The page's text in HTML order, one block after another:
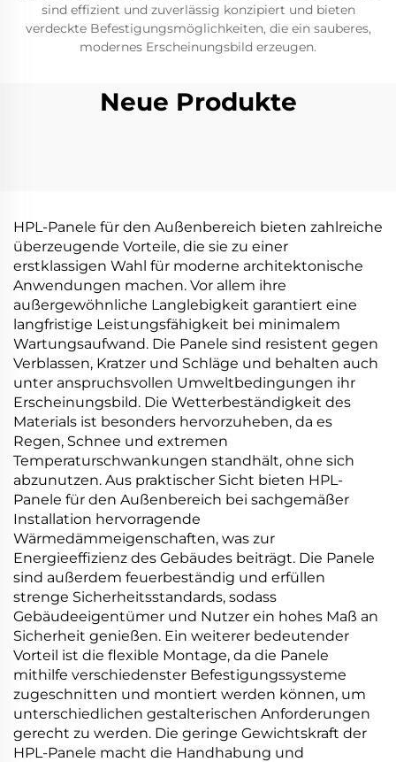
sind effizient und zuverlässig konzipiert und bieten
verdeckte Befestigungsmöglichkeiten, die ein sauberes,
modernes Erscheinungsbild erzeugen.
Neue Produkte
HPL-Panele für den Außenbereich bieten zahlreiche
überzeugende Vorteile, die sie zu einer
erstklassigen Wahl für moderne architektonische
Anwendungen machen. Vor allem ihre
außergewöhnliche Langlebigkeit garantiert eine
langfristige Leistungsfähigkeit bei minimalem
Wartungsaufwand. Die Panele sind resistent gegen
Verblassen, Kratzer und Schläge und behalten auch
unter anspruchsvollen Umweltbedingungen ihr
Erscheinungsbild. Die Wetterbeständigkeit des
Materials ist besonders hervorzuheben, da es
Regen, Schnee und extremen
Temperaturschwankungen standhält, ohne sich
abzunutzen. Aus praktischer Sicht bieten HPL-
Panele für den Außenbereich bei sachgemäßer
Installation hervorragende
Wärmedämmeigenschaften, was zur
Energieeffizienz des Gebäudes beiträgt. Die Panele
sind außerdem feuerbeständig und erfüllen
strenge Sicherheitsstandards, sodass
Gebäudeeigentümer und Nutzer ein hohes Maß an
Sicherheit genießen. Ein weiterer bedeutender
Vorteil ist die flexible Montage, da die Panele
mithilfe verschiedenster Befestigungssysteme
zugeschnitten und montiert werden können, um
unterschiedlichen gestalterischen Anforderungen
gerecht zu werden. Die geringe Gewichtskraft der
HPL-Panele macht die Handhabung und